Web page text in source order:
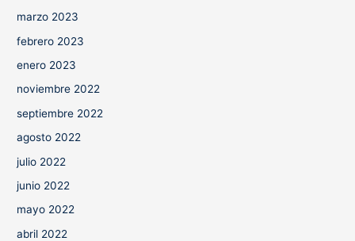
marzo 2023
febrero 2023
enero 2023
noviembre 2022
septiembre 2022
agosto 2022
julio 2022
junio 2022
mayo 2022
abril 2022